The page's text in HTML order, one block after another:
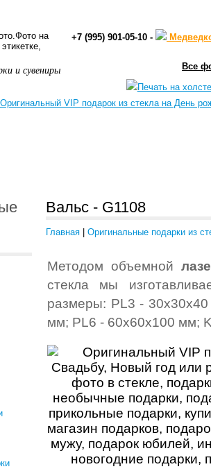
и сувениры
+7 (995) 901-05-10 -
Все
Вальс - G1108
Главная Оригинальные подарки из
Методом объемной
стекла мы
размеры: PL3 -
мм; PL6 - 60x60x100 мм;